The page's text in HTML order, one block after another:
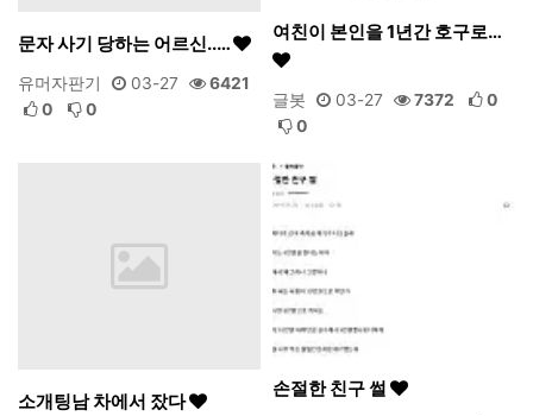
문자 사기 당하는 어르신..…
유머자판기 03-27
6421
0
0
여친이 본인을 1년간 호구로…
글봇 03-27 7372
0
0
소개팅남 차에서 잤다
손절한 친구 썰